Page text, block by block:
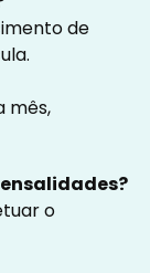
de
mês,
o